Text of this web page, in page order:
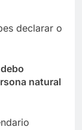
declarar o
natural